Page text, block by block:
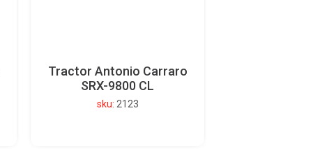
Tractor Antonio Carraro
SRX-9800 CL
sku: 2123